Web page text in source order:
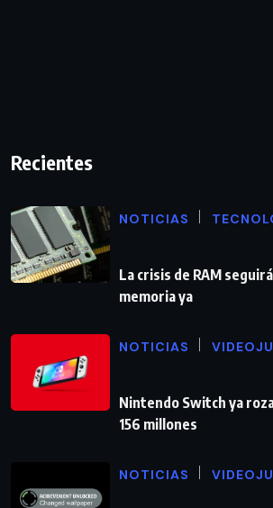
Recientes
NOTICIAS
La crisis de RAM
memoria ya
NOTICIAS
Nintendo Switch ya
156 millones
NOTICIAS